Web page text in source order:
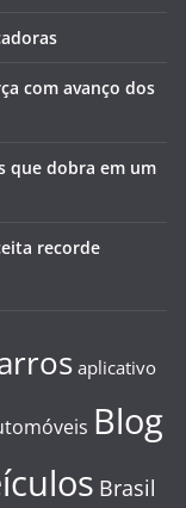
com avanço dos
que dobra em um
recorde
aplicativo
Blog
Brasil